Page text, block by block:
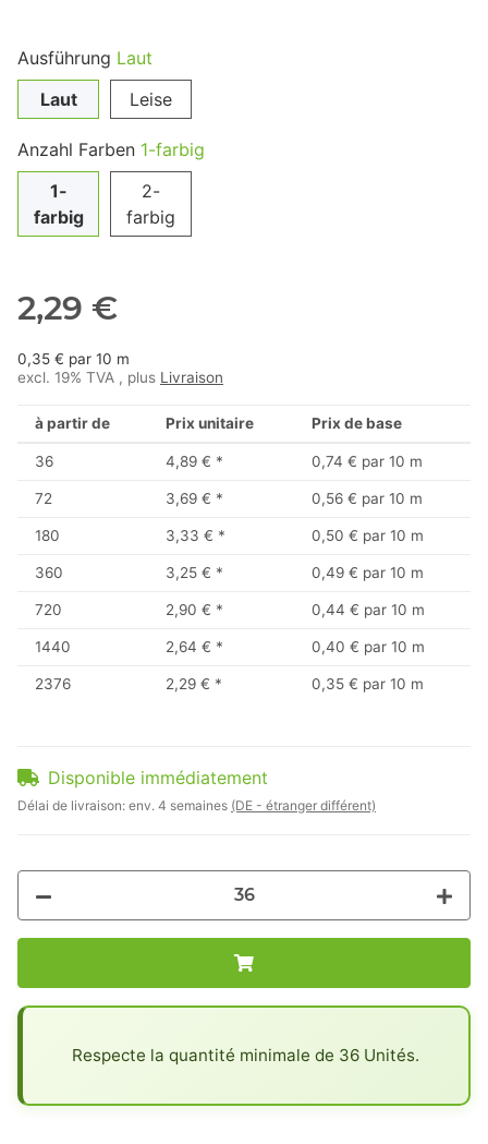
Ausführung Laut
Laut
Leise
Anzahl Farben 1-farbig
1-
farbig
2-
farbig
2,29 €
0,35 € par 10 m
excl. 19% TVA , plus Livraison
à partir de Prix unitaire Prix de base
36 4,89 € * 0,74 € par 10 m
72 3,69 € * 0,56 € par 10 m
180 3,33 € * 0,50 € par 10 m
360 3,25 € * 0,49 € par 10 m
720 2,90 € * 0,44 € par 10 m
1440 2,64 € * 0,40 € par 10 m
2376 2,29 € * 0,35 € par 10 m
Disponible immédiatement
Délai de livraison: env. 4 semaines (DE - étranger différent)
Respecte la quantité minimale de 36 Unités.